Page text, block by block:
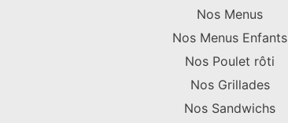
Nos Menus
Nos Menus Enfants
Nos Poulet rôti
Nos Grillades
Nos Sandwichs